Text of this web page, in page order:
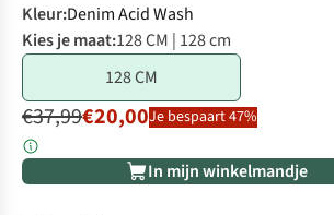
Kleur:Denim Acid Wash
Kies je maat:128 CM | 128 cm
128 CM
€37,99€20,00Je bespaart 47%
In mijn winkelmandje